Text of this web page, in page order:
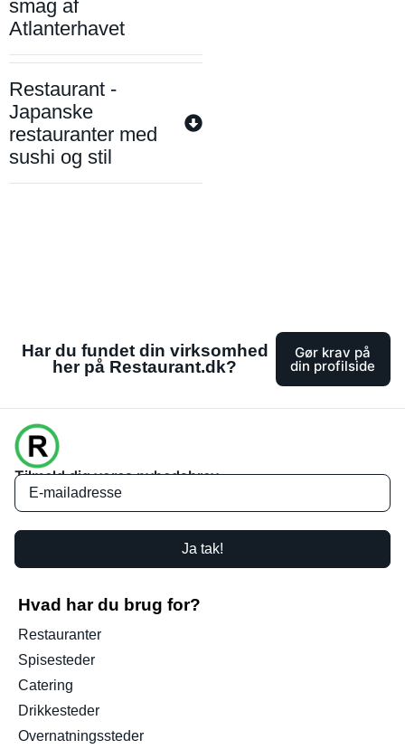
smag af
Atlanterhavet
Restaurant -
Japanske
restauranter med
sushi og stil
Har du fundet din virksomhed
her på Restaurant.dk?
Gør krav på
din profilside
Tilmeld dig vores nyhedsbrev
Ja tak!
Hvad har du brug for?
Restauranter
Spisesteder
Catering
Drikkesteder
Overnatningssteder